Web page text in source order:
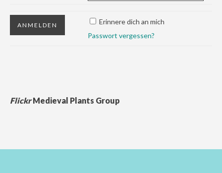
Erinnere dich an mich
Passwort vergessen?
FlickrMedieval Plants Group